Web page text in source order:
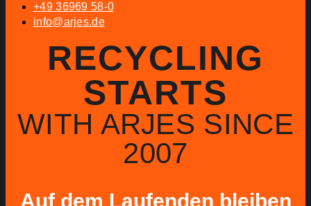
+49 36969 58-0
info@arjes.de
RECYCLING
STARTS
WITH ARJES SINCE
2007
Auf dem Laufenden bleiben